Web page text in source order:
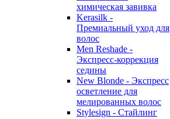
химическая завивка
Kerasilk -
Премиальный уход для
волос
Men Reshade -
Экспресс-коррекция
седины
New Blonde - Экспресс
осветление для
мелированных волос
Stylesign - Стайлинг